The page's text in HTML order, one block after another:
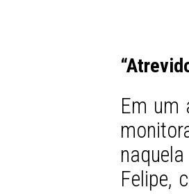
Em um
Felipe,